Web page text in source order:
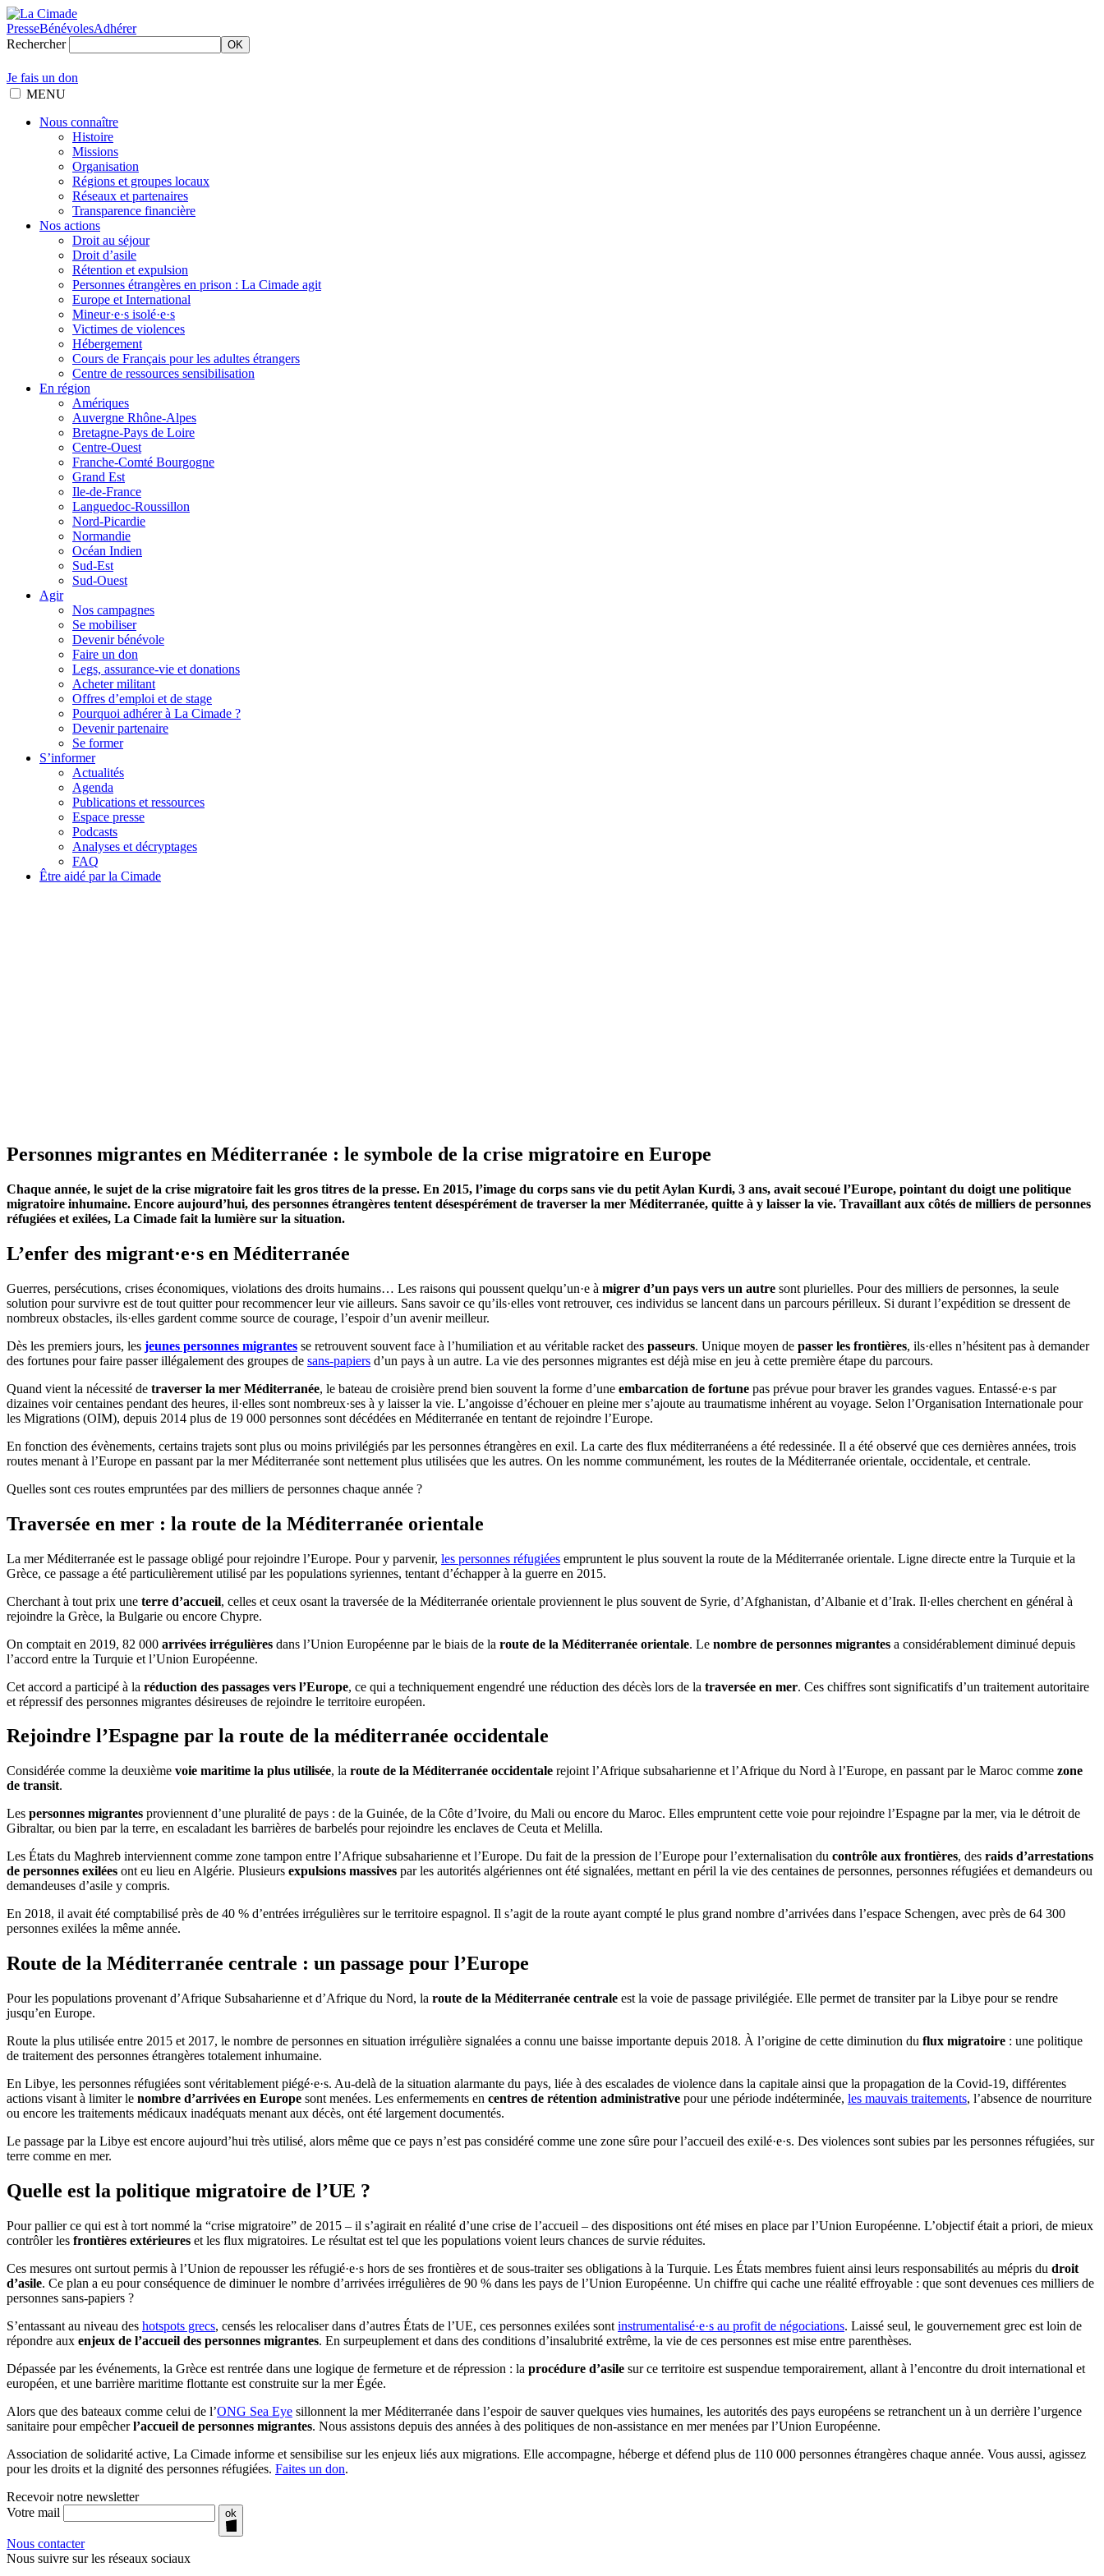
PresseBénévolesAdhérer
Rechercher
OK
Je fais un don
MENU
Nous connaître
Histoire
Missions
Organisation
Régions et groupes locaux
Réseaux et partenaires
Transparence financière
Nos actions
Droit au séjour
Droit d’asile
Rétention et expulsion
Personnes étrangères en prison : La Cimade agit
Europe et International
Mineur·e·s isolé·e·s
Victimes de violences
Hébergement
Cours de Français pour les adultes étrangers
Centre de ressources sensibilisation
En région
Amériques
Auvergne Rhône-Alpes
Bretagne-Pays de Loire
Centre-Ouest
Franche-Comté Bourgogne
Grand Est
Ile-de-France
Languedoc-Roussillon
Nord-Picardie
Normandie
Océan Indien
Sud-Est
Sud-Ouest
Agir
Nos campagnes
Se mobiliser
Devenir bénévole
Faire un don
Legs, assurance-vie et donations
Acheter militant
Offres d’emploi et de stage
Pourquoi adhérer à La Cimade ?
Devenir partenaire
Se former
S’informer
Actualités
Agenda
Publications et ressources
Espace presse
Podcasts
Analyses et décryptages
FAQ
Être aidé par la Cimade
Personnes migrantes en Méditerranée : le symbole de la crise migratoire en Europe
Chaque année, le sujet de la crise migratoire fait les gros titres de la presse. En 2015, l’image du corps sans vie du petit Aylan Kurdi, 3 ans, avait secoué l’Europe, pointant du doigt une politique
migratoire inhumaine. Encore aujourd’hui, des personnes étrangères tentent désespérément de traverser la mer Méditerranée, quitte à y laisser la vie. Travaillant aux côtés de milliers de personnes
réfugiées et exilées, La Cimade fait la lumière sur la situation.
L’enfer des migrant·e·s en Méditerranée
Guerres, persécutions, crises économiques, violations des droits humains… Les raisons qui poussent quelqu’un·e à migrer d’un pays vers un autre sont plurielles. Pour des milliers de personnes, la seule
solution pour survivre est de tout quitter pour recommencer leur vie ailleurs. Sans savoir ce qu’ils·elles vont retrouver, ces individus se lancent dans un parcours périlleux. Si durant l’expédition se dressent de
nombreux obstacles, ils·elles gardent comme source de courage, l’espoir d’un avenir meilleur.
Dès les premiers jours, les jeunes personnes migrantes se retrouvent souvent face à l’humiliation et au véritable racket des passeurs. Unique moyen de passer les frontières, ils·elles n’hésitent pas à demander
des fortunes pour faire passer illégalement des groupes de sans-papiers d’un pays à un autre. La vie des personnes migrantes est déjà mise en jeu à cette première étape du parcours.
Quand vient la nécessité de traverser la mer Méditerranée, le bateau de croisière prend bien souvent la forme d’une embarcation de fortune pas prévue pour braver les grandes vagues. Entassé·e·s par
dizaines voir centaines pendant des heures, il·elles sont nombreux·ses à y laisser la vie. L’angoisse d’échouer en pleine mer s’ajoute au traumatisme inhérent au voyage. Selon l’Organisation Internationale pour
les Migrations (OIM), depuis 2014 plus de 19 000 personnes sont décédées en Méditerranée en tentant de rejoindre l’Europe.
En fonction des évènements, certains trajets sont plus ou moins privilégiés par les personnes étrangères en exil. La carte des flux méditerranéens a été redessinée. Il a été observé que ces dernières années, trois
routes menant à l’Europe en passant par la mer Méditerranée sont nettement plus utilisées que les autres. On les nomme communément, les routes de la Méditerranée orientale, occidentale, et centrale.
Quelles sont ces routes empruntées par des milliers de personnes chaque année ?
Traversée en mer : la route de la Méditerranée orientale
La mer Méditerranée est le passage obligé pour rejoindre l’Europe. Pour y parvenir, les personnes réfugiées empruntent le plus souvent la route de la Méditerranée orientale. Ligne directe entre la Turquie et la
Grèce, ce passage a été particulièrement utilisé par les populations syriennes, tentant d’échapper à la guerre en 2015.
Cherchant à tout prix une terre d’accueil, celles et ceux osant la traversée de la Méditerranée orientale proviennent le plus souvent de Syrie, d’Afghanistan, d’Albanie et d’Irak. Il·elles cherchent en général à
rejoindre la Grèce, la Bulgarie ou encore Chypre.
On comptait en 2019, 82 000 arrivées irrégulières dans l’Union Européenne par le biais de la route de la Méditerranée orientale. Le nombre de personnes migrantes a considérablement diminué depuis
l’accord entre la Turquie et l’Union Européenne.
Cet accord a participé à la réduction des passages vers l’Europe, ce qui a techniquement engendré une réduction des décès lors de la traversée en mer. Ces chiffres sont significatifs d’un traitement autoritaire
et répressif des personnes migrantes désireuses de rejoindre le territoire européen.
Rejoindre l’Espagne par la route de la méditerranée occidentale
Considérée comme la deuxième voie maritime la plus utilisée, la route de la Méditerranée occidentale rejoint l’Afrique subsaharienne et l’Afrique du Nord à l’Europe, en passant par le Maroc comme zone
de transit.
Les personnes migrantes proviennent d’une pluralité de pays : de la Guinée, de la Côte d’Ivoire, du Mali ou encore du Maroc. Elles empruntent cette voie pour rejoindre l’Espagne par la mer, via le détroit de
Gibraltar, ou bien par la terre, en escaladant les barrières de barbelés pour rejoindre les enclaves de Ceuta et Melilla.
Les États du Maghreb interviennent comme zone tampon entre l’Afrique subsaharienne et l’Europe. Du fait de la pression de l’Europe pour l’externalisation du contrôle aux frontières, des raids d’arrestations
de personnes exilées ont eu lieu en Algérie. Plusieurs expulsions massives par les autorités algériennes ont été signalées, mettant en péril la vie des centaines de personnes, personnes réfugiées et demandeurs ou
demandeuses d’asile y compris.
En 2018, il avait été comptabilisé près de 40 % d’entrées irrégulières sur le territoire espagnol. Il s’agit de la route ayant compté le plus grand nombre d’arrivées dans l’espace Schengen, avec près de 64 300
personnes exilées la même année.
Route de la Méditerranée centrale : un passage pour l’Europe
Pour les populations provenant d’Afrique Subsaharienne et d’Afrique du Nord, la route de la Méditerranée centrale est la voie de passage privilégiée. Elle permet de transiter par la Libye pour se rendre
jusqu’en Europe.
Route la plus utilisée entre 2015 et 2017, le nombre de personnes en situation irrégulière signalées a connu une baisse importante depuis 2018. À l’origine de cette diminution du flux migratoire : une politique
de traitement des personnes étrangères totalement inhumaine.
En Libye, les personnes réfugiées sont véritablement piégé·e·s. Au-delà de la situation alarmante du pays, liée à des escalades de violence dans la capitale ainsi que la propagation de la Covid-19, différentes
actions visant à limiter le nombre d’arrivées en Europe sont menées. Les enfermements en centres de rétention administrative pour une période indéterminée, les mauvais traitements, l’absence de nourriture
ou encore les traitements médicaux inadéquats menant aux décès, ont été largement documentés.
Le passage par la Libye est encore aujourd’hui très utilisé, alors même que ce pays n’est pas considéré comme une zone sûre pour l’accueil des exilé·e·s. Des violences sont subies par les personnes réfugiées, sur
terre comme en mer.
Quelle est la politique migratoire de l’UE ?
Pour pallier ce qui est à tort nommé la “crise migratoire” de 2015 – il s’agirait en réalité d’une crise de l’accueil – des dispositions ont été mises en place par l’Union Européenne. L’objectif était a priori, de mieux
contrôler les frontières extérieures et les flux migratoires. Le résultat est tel que les populations voient leurs chances de survie réduites.
Ces mesures ont surtout permis à l’Union de repousser les réfugié·e·s hors de ses frontières et de sous-traiter ses obligations à la Turquie. Les États membres fuient ainsi leurs responsabilités au mépris du droit
d’asile. Ce plan a eu pour conséquence de diminuer le nombre d’arrivées irrégulières de 90 % dans les pays de l’Union Européenne. Un chiffre qui cache une réalité effroyable : que sont devenues ces milliers de
personnes sans-papiers ?
S’entassant au niveau des hotspots grecs, censés les relocaliser dans d’autres États de l’UE, ces personnes exilées sont instrumentalisé·e·s au profit de négociations. Laissé seul, le gouvernement grec est loin de
répondre aux enjeux de l’accueil des personnes migrantes. En surpeuplement et dans des conditions d’insalubrité extrême, la vie de ces personnes est mise entre parenthèses.
Dépassée par les événements, la Grèce est rentrée dans une logique de fermeture et de répression : la procédure d’asile sur ce territoire est suspendue temporairement, allant à l’encontre du droit international et
européen, et une barrière maritime flottante est construite sur la mer Égée.
Alors que des bateaux comme celui de l’ONG Sea Eye sillonnent la mer Méditerranée dans l’espoir de sauver quelques vies humaines, les autorités des pays européens se retranchent un à un derrière l’urgence
sanitaire pour empêcherl’accueil de personnes migrantes. Nous assistons depuis des années à des politiques de non-assistance en mer menées par l’Union Européenne.
Association de solidarité active, La Cimade informe et sensibilise sur les enjeux liés aux migrations. Elle accompagne, héberge et défend plus de 110 000 personnes étrangères chaque année. Vous aussi, agissez
pour les droits et la dignité des personnes réfugiées. Faites un don.
Recevoir notre newsletter
Votre mail
ok
Nous contacter
Nous suivre sur les réseaux sociaux